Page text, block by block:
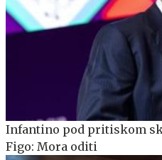
Infantino pod pritiskom
Figo: Mora oditi